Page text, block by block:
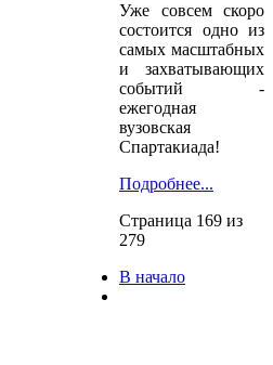
Уже совсем скоро
состоится одно из
самых масштабных
и захватывающих
событий -
ежегодная
вузовская
Спартакиада!
Подробнее...
Страница 169 из
279
В начало